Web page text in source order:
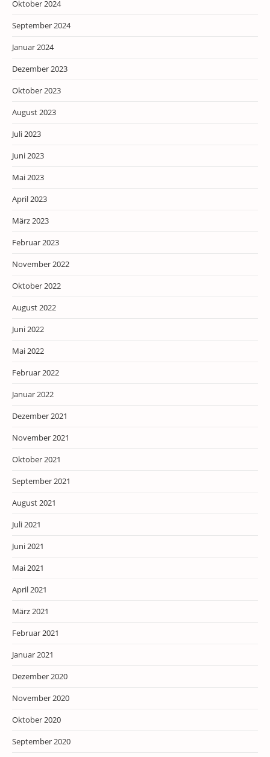
Oktober 2024
September 2024
Januar 2024
Dezember 2023
Oktober 2023
August 2023
Juli 2023
Juni 2023
Mai 2023
April 2023
März 2023
Februar 2023
November 2022
Oktober 2022
August 2022
Juni 2022
Mai 2022
Februar 2022
Januar 2022
Dezember 2021
November 2021
Oktober 2021
September 2021
August 2021
Juli 2021
Juni 2021
Mai 2021
April 2021
März 2021
Februar 2021
Januar 2021
Dezember 2020
November 2020
Oktober 2020
September 2020